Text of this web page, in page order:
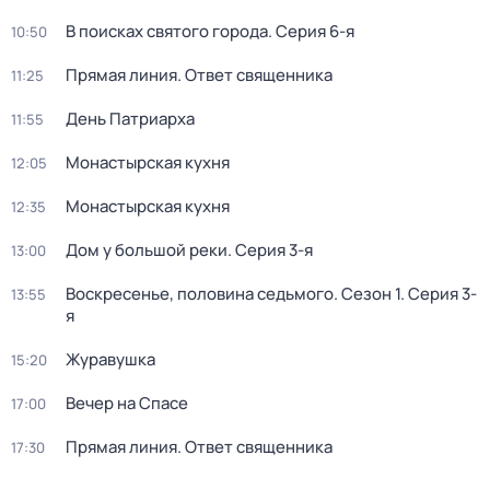
10:50 В поисках святого города. Серия 6-я
11:25 Прямая линия. Ответ священника
11:55 День Патриарха
12:05 Монaстыpская кухня
12:35 Монaстыpская кухня
13:00 Дом у большой реки. Серия 3-я
13:55 Воскресенье, половина седьмого. Сезон 1. Серия 3-
я
15:20 Жypавушка
17:00 Вечер на Спасе
17:30 Прямая линия. Ответ священника